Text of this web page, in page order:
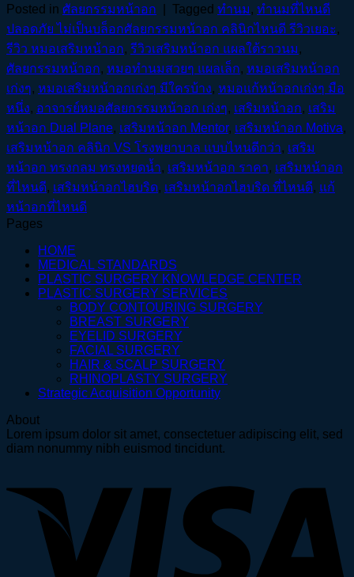
Posted in ศัลยกรรมหน้าอก Tagged ทำนม, ทำนมที่ไหนดี
ปลอดภัย ไม่เป็นบล็อกศัลยกรรมหน้าอก คลินิกไหนดี รีวิวเยอะ,
รีวิว หมอเสริมหน้าอก, รีวิวเสริมหน้าอก แผลใต้ราวนม,
ศัลยกรรมหน้าอก, หมอทำนมสวยๆ แผลเล็ก, หมอเสริมหน้าอก
เก่งๆ, หมอเสริมหน้าอกเก่งๆ มีใครบ้าง, หมอแก้หน้าอกเก่งๆ มือ
หนึ่ง, อาจารย์หมอศัลยกรรมหน้าอก เก่งๆ, เสริมหน้าอก, เสริม
หน้าอก Dual Plane, เสริมหน้าอก Mentor, เสริมหน้าอก Motiva,
เสริมหน้าอก คลินิก VS โรงพยาบาล แบบไหนดีกว่า, เสริม
หน้าอก ทรงกลม ทรงหยดน้ำ, เสริมหน้าอก ราคา, เสริมหน้าอก
ที่ไหนดี, เสริมหน้าอกไฮบริด, เสริมหน้าอกไฮบริด ที่ไหนดี, แก้
หน้าอกที่ไหนดี
Pages
HOME
MEDICAL STANDARDS
PLASTIC SURGERY KNOWLEDGE CENTER
PLASTIC SURGERY SERVICES
BODY CONTOURING SURGERY
BREAST SURGERY
EYELID SURGERY
FACIAL SURGERY
HAIR & SCALP SURGERY
RHINOPLASTY SURGERY
Strategic Acquisition Opportunity
About
Lorem ipsum dolor sit amet, consectetuer adipiscing elit, sed
diam nonummy nibh euismod tincidunt.